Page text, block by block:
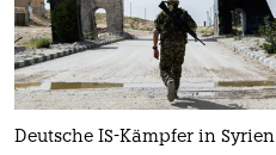
Deutsche IS-Kämpfer in Syrien